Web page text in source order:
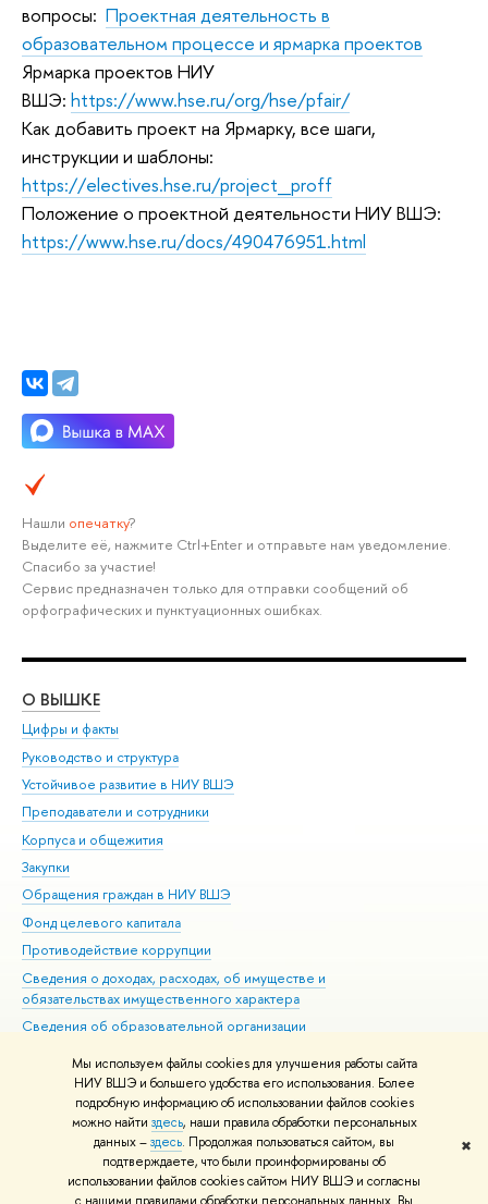
Мы используем файлы cookies для улучшения работы сайта
НИУ ВШЭ и большего удобства его использования. Более
подробную информацию об использовании файлов cookies
можно найти здесь, наши правила обработки персональных
данных –здесь. Продолжая пользоваться сайтом, вы
подтверждаете, что были проинформированы об
использовании файлов cookies сайтом НИУ ВШЭ и согласны
✖
вопросы: Проектная деятельность в
образовательном процессе и ярмарка проектов
Ярмарка проектов НИУ
ВШЭ: https://www.hse.ru/org/hse/pfair/
Как добавить проект на Ярмарку, все шаги,
инструкции и шаблоны:
https://electives.hse.ru/project_proff
Положение о проектной деятельности НИУ ВШЭ:
https://www.hse.ru/docs/490476951.html
Нашли опечатку?
Выделите её, нажмите Ctrl+Enter и отправьте нам уведомление.
Спасибо за участие!
Сервис предназначен только для отправки сообщений об
орфографических и пунктуационных ошибках.
О ВЫШКЕ
Цифры и факты
Руководство и структура
Устойчивое развитие в НИУ ВШЭ
Преподаватели и сотрудники
Корпуса и общежития
Закупки
Обращения граждан в НИУ ВШЭ
Фонд целевого капитала
Противодействие коррупции
Сведения о доходах, расходах, об имуществе и
обязательствах имущественного характера
Сведения об образовательной организации
Людям с ограниченными возможностями здоровья
Единая платежная страница
Работа в Вышке
© НИУ ВШЭ 1993–2026 Адреса и контакты Условия использования